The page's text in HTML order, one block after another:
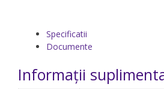
Specificatii
Documente
Informații